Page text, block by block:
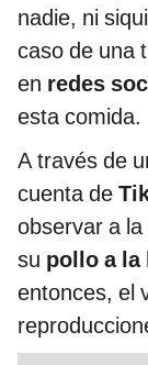
nadie, ni
caso de una
en redes
esta comida.
A través de
cuenta de
observar a
su pollo a la
entonces, el